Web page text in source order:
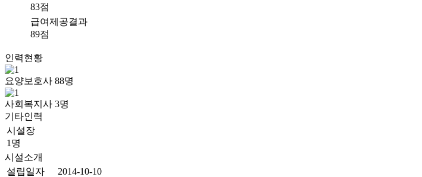
83점
급여제공결과
89점
인력현황
요양보호사 88명
사회복지사 3명
기타인력
시설장
1명
시설소개
설립일자
2014-10-10